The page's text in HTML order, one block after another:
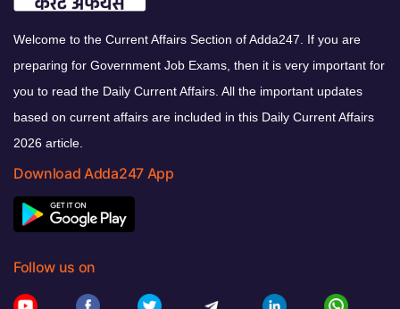
Welcome to the Current Affairs Section of Adda247. If you are
preparing for Government Job Exams, then it is very important for
you to read the Daily Current Affairs. All the important updates
based on current affairs are included in this Daily Current Affairs
2026 article.
Download Adda247 App
Follow us on